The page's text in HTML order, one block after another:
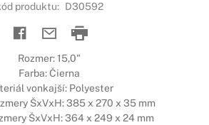
produktu: D30592
Rozmer: 15,0"
Farba: Čierna
vonkajší: Polyester
ŠxVxH: 385 x 270 x 35 mm
ŠxVxH: 364 x 249 x 24 mm